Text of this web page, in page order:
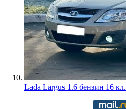
Lada Largus 1.6 бензин 16 кл.